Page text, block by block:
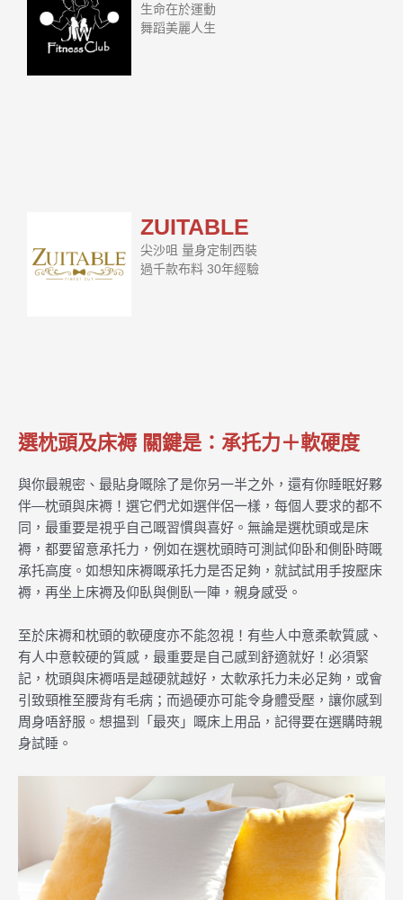
生命在於運動
舞蹈美麗人生
ZUITABLE
尖沙咀 量身定制西裝
過千款布料 30年經驗
選枕頭及床褥 關鍵是：承托力＋軟硬度
與你最親密、最貼身嘅除了是你另一半之外，還有你睡眠好夥
伴—枕頭與床褥！選它們尤如選伴侶一樣，每個人要求的都不
同，最重要是視乎自己嘅習慣與喜好。無論是選枕頭或是床
褥，都要留意承托力，例如在選枕頭時可測試仰卧和側卧時嘅
承托高度。如想知床褥嘅承托力是否足夠，就試試用手按壓床
褥，再坐上床褥及仰臥與側臥一陣，親身感受。
至於床褥和枕頭的軟硬度亦不能忽視！有些人中意柔軟質感、
有人中意較硬的質感，最重要是自己感到舒適就好！必須緊
記，枕頭與床褥唔是越硬就越好，太軟承托力未必足夠，或會
引致頸椎至腰背有毛病；而過硬亦可能令身體受壓，讓你感到
周身唔舒服。想揾到「最夾」嘅床上用品，記得要在選購時親
身試睡。